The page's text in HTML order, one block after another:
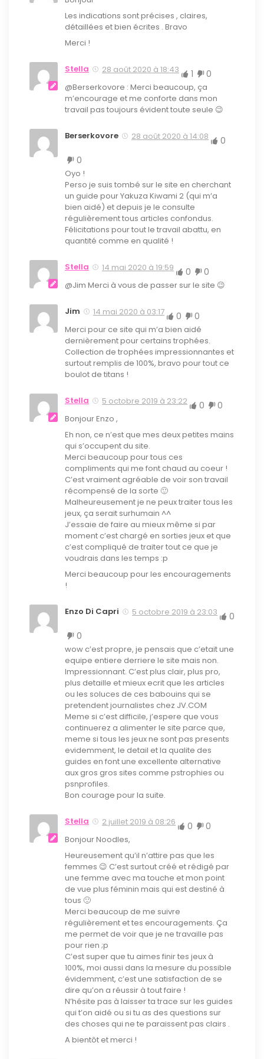
Les indications sont précises , claires,
détaillées et bien écrites . Bravo
Merci !
Stella 28 août 2020 à 18:43 1 0
@Berserkovore : Merci beaucoup, ça
m’encourage et me conforte dans mon
travail pas toujours évident toute seule 😉
Berserkovore 28 août 2020 à 14:08
0
0
Oyo !
Perso je suis tombé sur le site en cherchant
un guide pour Yakuza Kiwami 2 (qui m’a
bien aidé) et depuis je le consulte
régulièrement tous articles confondus.
Félicitations pour tout le travail abattu, en
quantité comme en qualité !
Stella 14 mai 2020 à 19:59 0 0
@Jim Merci à vous de passer sur le site 😉
Jim 14 mai 2020 à 03:17 0 0
Merci pour ce site qui m’a bien aidé
dernièrement pour certains trophées.
Collection de trophées impressionnantes et
surtout remplis de 100%, bravo pour tout ce
boulot de titans !
Stella 5 octobre 2019 à 23:22 0 0
Bonjour Enzo ,
Eh non, ce n’est que mes deux petites mains
qui s’occupent du site.
Merci beaucoup pour tous ces
compliments qui me font chaud au coeur !
C’est vraiment agréable de voir son travail
récompensé de la sorte 🙂
Malheureusement je ne peux traiter tous les
jeux, ça serait surhumain ^^
J’essaie de faire au mieux même si par
moment c’est chargé en sorties jeux et que
c’est compliqué de traiter tout ce que je
voudrais dans les temps :p
Merci beaucoup pour les encouragements
!
Enzo Di Capri 5 octobre 2019 à 23:03
0
0
wow c’est propre, je pensais que c’etait une
equipe entiere derriere le site mais non.
Impressionnant. C’est plus clair, plus pro,
plus detaille et mieux ecrit que les articles
ou les soluces de ces babouins qui se
pretendent journalistes chez JV.COM
Meme si c’est difficile, j’espere que vous
continuerez a alimenter le site parce que,
meme si tous les jeux ne sont pas presents
evidemment, le detail et la qualite des
guides en font une excellente alternative
aux gros gros sites comme pstrophies ou
psnprofiles.
Bon courage pour la suite.
Stella 2 juillet 2019 à 08:26 0 0
Bonjour Noodles,
Heureusement qu’il n’attire pas que les
femmes 😉 C’est surtout créé et rédigé par
une femme avec ma touche et mon point
de vue plus féminin mais qui est destiné à
tous 🙂
Merci beaucoup de me suivre
régulièrement et tes encouragements. Ça
me permet de voir que je ne travaille pas
pour rien ;p
C’est super que tu aimes finir tes jeux à
100%, moi aussi dans la mesure du possible
évidemment, c’est une satisfaction de se
dire qu’on a réussir à tout faire !
N’hésite pas à laisser ta trace sur les guides
qui t’on aidé ou si tu as des questions sur
des choses qui ne te paraissent pas clairs .
A bientôt et merci !